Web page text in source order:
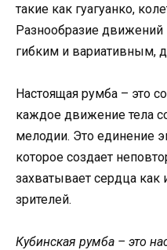
такие как гуагуанко,
Разнообразие движений
гибким и вариативным,
Настоящая румба – это
каждое движение тела
мелодии. Это единение
которое создает
захватывает сердца как
зрителей.
Кубинская румба – это